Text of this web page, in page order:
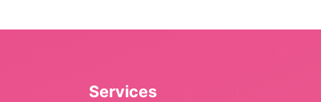
Services